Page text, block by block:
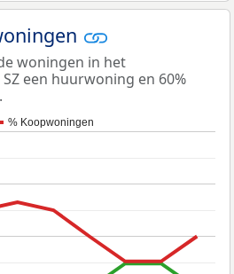
woningen in het
een huurwoning en 60%
% Koopwoningen